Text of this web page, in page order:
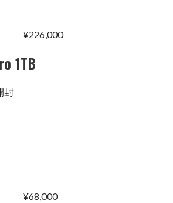
¥226,000
1TB
封
¥68,000